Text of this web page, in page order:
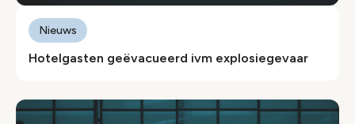
Hotelgasten geëvacueerd ivm explosiegevaar
Nieuws